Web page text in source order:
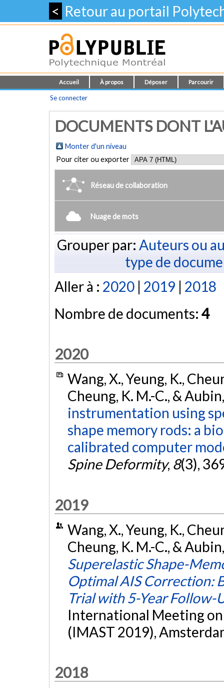
< Retour au portail
Accueil À propos Déposer Parcourir
Se connecter
DOCUMENTS DONT
Monter d'un niveau
Pour citer ou exporter
Réseau de collaboration
Nuage de mots
Grouper par: Auteurs ou
type de
Aller à : 2020 | 2019 | 2018
Nombre de documents: 4
2020
Wang, X., Yeung, K.,
Cheung, K. M.-C., &
instrumentation using
shape memory rods: a
calibrated computer
Spine Deformity, 8(3),
2019
Wang, X., Yeung, K.,
Cheung, K. M.-C., &
Superelastic Shape-
Optimal AIS Correction:
Trial with 5-Year Follow-
International Meeting
(IMAST 2019),
2018